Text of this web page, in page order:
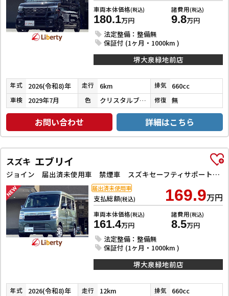
車両本体価格(税込)
180.1万円
諸費用(税込)
9.8万円
法定整備：整備無
保証付 (1ヶ月・1000km )
堺大泉緑地前店
年式 2026(令和8)年 走行 6km 排気 660cc
車検 2029年7月 色 クリスタルブラックパール 修復 無
お問い合わせ 詳細はこちら
スズキ エブリイ
ジョイン 届出済未使用車 禁煙車 スズキセーフティサポート LEDヘッドライト 両側スライドドア スマートキー プッシュスタート 障害物センサー 運転席シートヒーター 電動格納ミラー
支払総額(税込) 169.9万円
車両本体価格(税込)
161.4万円
諸費用(税込)
8.5万円
法定整備：整備無
保証付 (1ヶ月・1000km )
届出済未使用車
堺大泉緑地前店
年式 2026(令和8)年 走行 12km 排気 660cc